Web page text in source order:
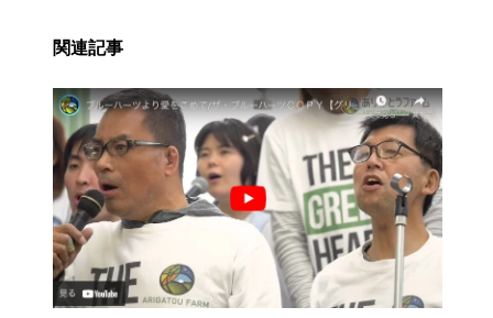
関連記事